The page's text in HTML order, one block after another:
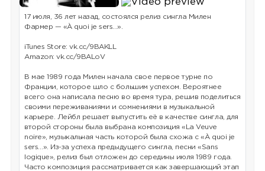
17 июля, 36 лет назад, состоялся релиз сингла Милен
Фармер — «À quoi je sers...».
iTunes Store: vk.cc/9BAKLL
Amazon: vk.cc/9BALoV
В мае 1989 года Милен начала свое первое турне по
Франции, которое шло с большим успехом. Вероятнее
всего она написала песню во время тура, решив поделиться
своими переживаниями и сомнениями в музыкальной
карьере. Лейбл решает выпустить её в качестве сингла, для
второй стороны была выбрана композиция «La Veuve
noire», музыкальная часть которой была схожа с «À quoi je
sers…». Из-за успеха предыдущего сингла, песни «Sans
logique», релиз был отложен до середины июля 1989 года.
Часто композиция рассматривается как завершающий этап